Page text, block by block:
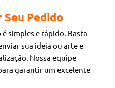
Seu Pedido
simples e rápido. Basta
sua ideia ou arte e
Nossa equipe
garantir um excelente